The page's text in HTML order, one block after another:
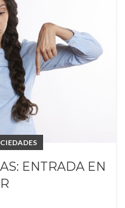
ENTRADA EN